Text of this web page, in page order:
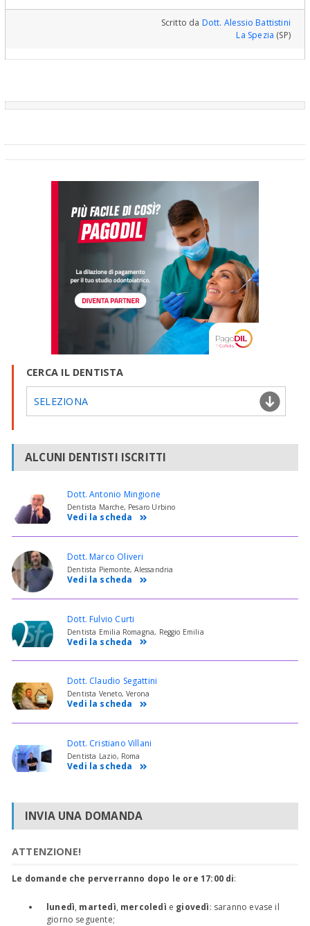
Scritto da Dott. Alessio Battistini
La Spezia (SP)
CERCA IL DENTISTA
SELEZIONA
ALCUNI DENTISTI ISCRITTI
Dott. Antonio Mingione
Dentista Marche, Pesaro Urbino
Vedi la scheda
Dott. Marco Oliveri
Dentista Piemonte, Alessandria
Vedi la scheda
Dott. Fulvio Curti
Dentista Emilia Romagna, Reggio Emilia
Vedi la scheda
Dott. Claudio Segattini
Dentista Veneto, Verona
Vedi la scheda
Dott. Cristiano Villani
Dentista Lazio, Roma
Vedi la scheda
INVIA UNA DOMANDA
ATTENZIONE!
Le domande che perverranno dopo le ore 17:00 di:
lunedì, martedì, mercoledì e giovedì: saranno evase il
giorno seguente;